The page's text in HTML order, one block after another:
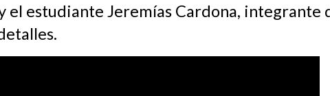
el estudiante Jeremías Cardona, integrante